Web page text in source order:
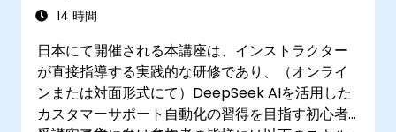
14 時間
日本にて開催される本講座は、インストラクター
が直接指導する実践的な研修であり、（オンライ
ンまたは対面形式にて）DeepSeek AIを活用した
カスタマーサポート自動化の習得を目指す初心者